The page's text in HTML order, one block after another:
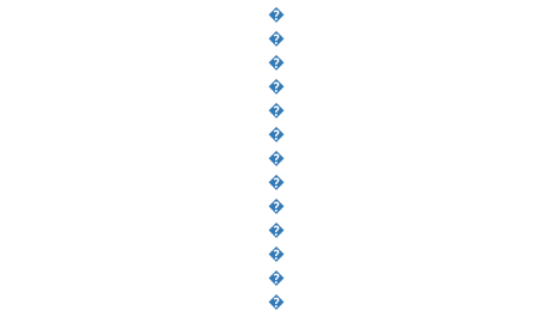
�
�
�
�
�
�
�
�
�
�
�
�
�